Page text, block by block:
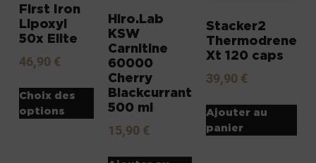
First Iron
Lipoxyl
50x Elite
46,90 €
Choix des
options
Hiro.Lab
KSW
Carnitine
60000
Cherry
Blackcurrant
500 ml
15,90 €
Stacker2
Thermodrene
Xt 120 caps
39,90 €
Ajouter au
panier